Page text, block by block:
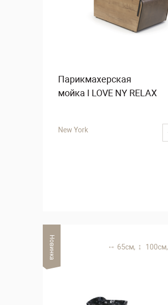
Парикмахерская
мойка I LOVE NY RELAX
New York
Новинка 65 см, 100 см,